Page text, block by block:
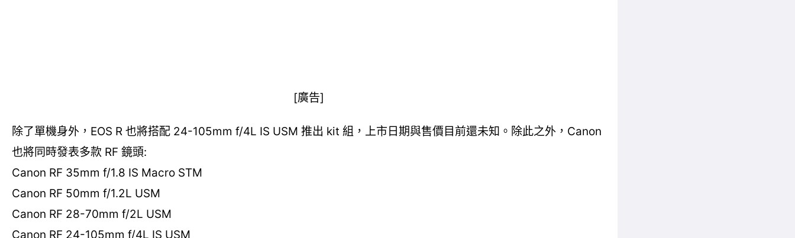
[廣告]
除了單機身外，EOS R 也將搭配 24-105mm f/4L IS USM 推出 kit 組，上市日期與售價目前還未知。除此之外，Canon
也將同時發表多款 RF 鏡頭:
Canon RF 35mm f/1.8 IS Macro STM
Canon RF 50mm f/1.2L USM
Canon RF 28-70mm f/2L USM
Canon RF 24-105mm f/4L IS USM